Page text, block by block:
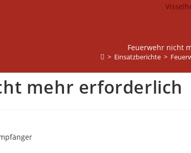
Feuerwehr nicht
> Einsatzberichte >
mehr erforderlich